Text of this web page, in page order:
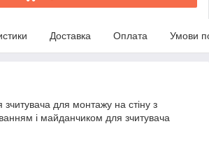
Доставка Оплата Умови
зчитувача для монтажу на стіну з
і майданчиком для зчитувача